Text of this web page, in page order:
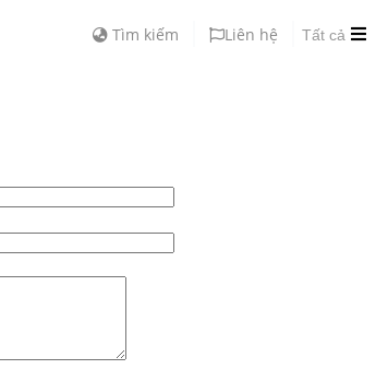
Tìm kiếm Liên hệ Tất cả